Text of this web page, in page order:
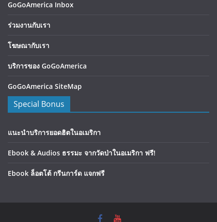
GoGoAmerica Inbox
ร่วมงานกับเรา
โฆษณากับเรา
บริการของ GoGoAmerica
GoGoAmerica SiteMap
Special Bonus
แนะนำบริการยอดฮิตในอเมริกา
Ebook & Audios ธรรมะ จากวัดป่าในอเมริกา ฟรี!
Ebook ล็อตโต้ กรีนการ์ด แจกฟรี